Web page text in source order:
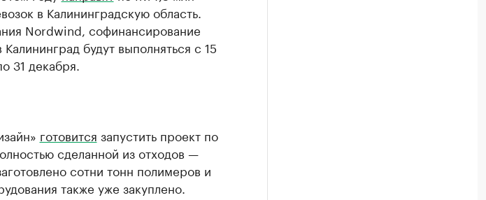
в Калининградскую область.
Nordwind, софинансирование
будут выполняться с 15
31 декабря.
готовится запустить проект по
сделанной из отходов —
сотни тонн полимеров и
также уже закуплено.